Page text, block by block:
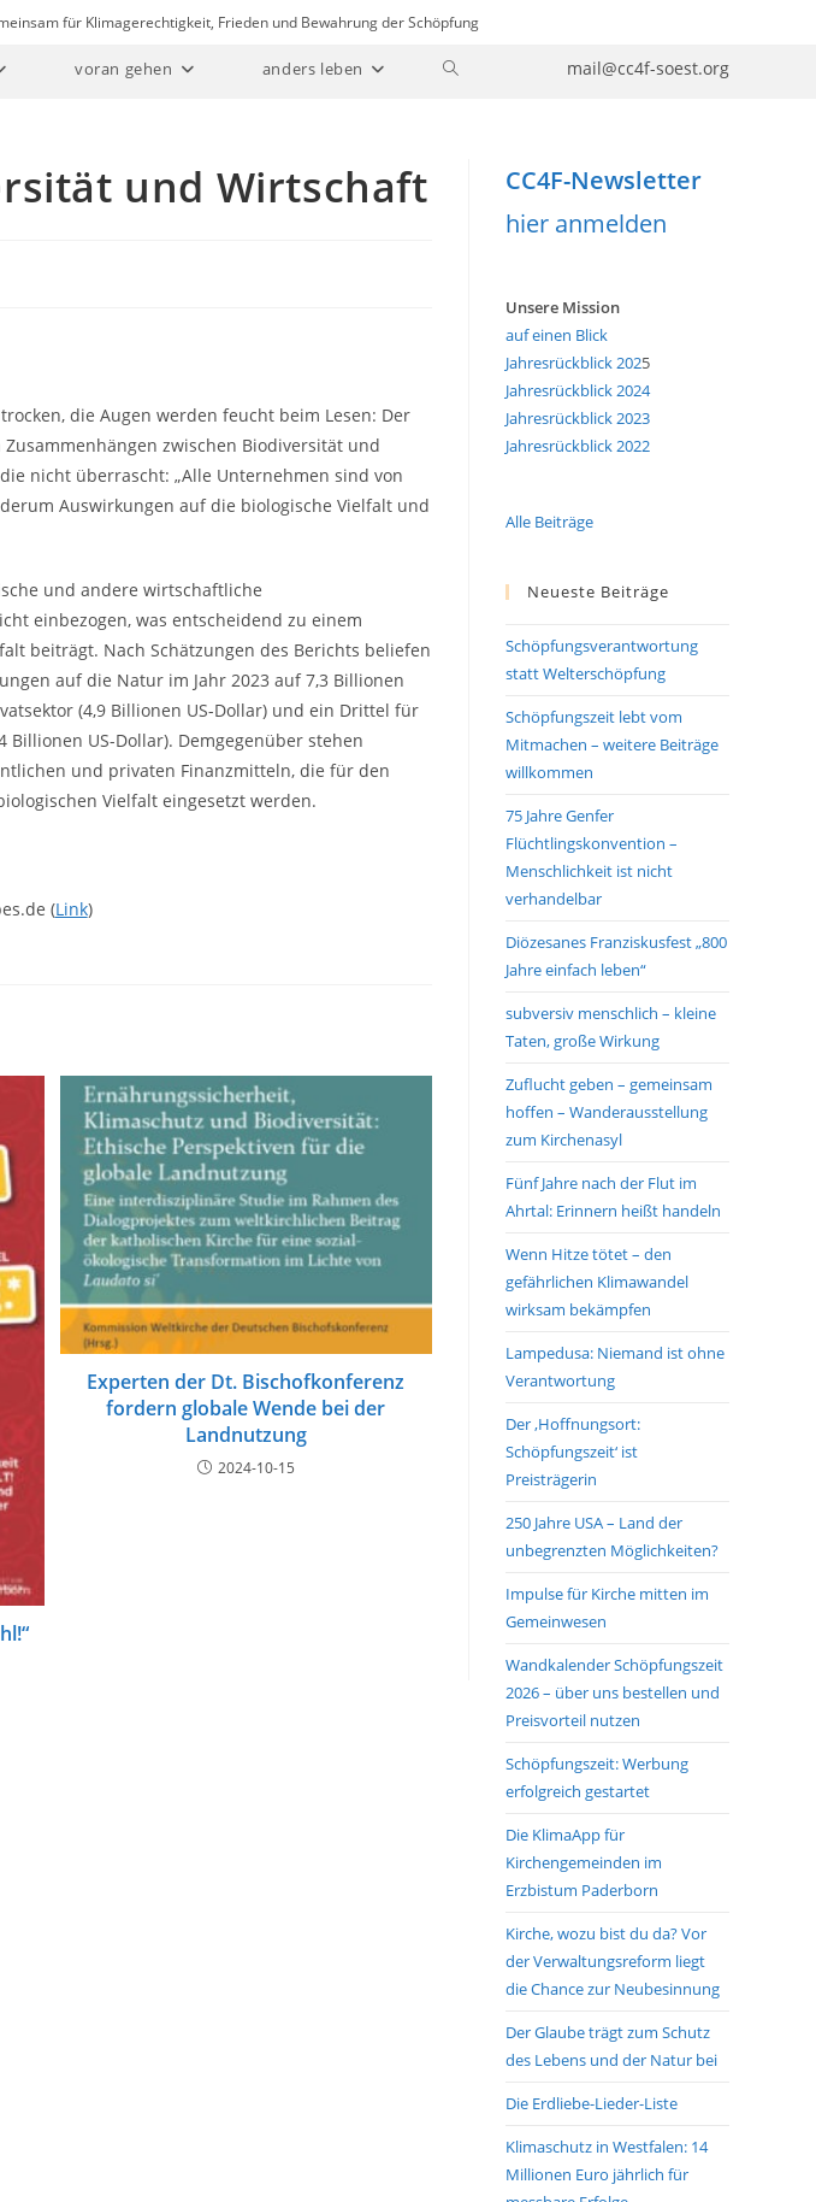
für Klimagerechtigkeit, Frieden und Bewahrung der Schöpfung
mail@cc4f-soest.org
voran gehen anders leben
Website-
und Wirtschaft
die Augen werden feucht beim Lesen: Der
zwischen Biodiversität und
nicht überrascht: „Alle Unternehmen sind von
Auswirkungen auf die biologische Vielfalt und
und andere wirtschaftliche
einbezogen, was entscheidend zu einem
beiträgt. Nach Schätzungen des Berichts beliefen
auf die Natur im Jahr 2023 auf 7,3 Billionen
(4,9 Billionen US-Dollar) und ein Drittel für
US-Dollar). Demgegenüber stehen
und privaten Finanzmitteln, die für den
Vielfalt eingesetzt werden.
(Link)
Experten der Dt. Bischofkonferenz
fordern globale Wende bei der
Landnutzung
2024-10-15
CC4F-Newsletter
hier anmelden
Unsere Mission
auf einen Blick
Jahresrückblick 2025
Jahresrückblick 2024
Jahresrückblick 2023
Jahresrückblick 2022
Alle Beiträge
Neueste Beiträge
Schöpfungsverantwortung
statt Welterschöpfung
Schöpfungszeit lebt vom
Mitmachen – weitere Beiträge
willkommen
75 Jahre Genfer
Flüchtlingskonvention –
Menschlichkeit ist nicht
verhandelbar
Diözesanes Franziskusfest „800
Jahre einfach leben“
subversiv menschlich – kleine
Taten, große Wirkung
Zuflucht geben – gemeinsam
hoffen – Wanderausstellung
zum Kirchenasyl
Fünf Jahre nach der Flut im
Ahrtal: Erinnern heißt handeln
Wenn Hitze tötet – den
gefährlichen Klimawandel
wirksam bekämpfen
Lampedusa: Niemand ist ohne
Verantwortung
Der ‚Hoffnungsort:
Schöpfungszeit‘ ist
Preisträgerin
250 Jahre USA – Land der
unbegrenzten Möglichkeiten?
Impulse für Kirche mitten im
Gemeinwesen
Wandkalender Schöpfungszeit
2026 – über uns bestellen und
Preisvorteil nutzen
Schöpfungszeit: Werbung
erfolgreich gestartet
Die KlimaApp für
Kirchengemeinden im
Erzbistum Paderborn
Kirche, wozu bist du da? Vor
der Verwaltungsreform liegt
die Chance zur Neubesinnung
Der Glaube trägt zum Schutz
des Lebens und der Natur bei
Die Erdliebe-Lieder-Liste
Klimaschutz in Westfalen: 14
Millionen Euro jährlich für